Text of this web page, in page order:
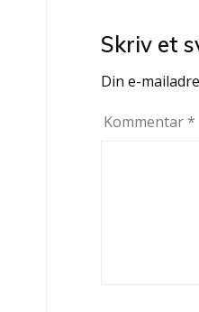
Skriv et
Din e-
Kommentar*